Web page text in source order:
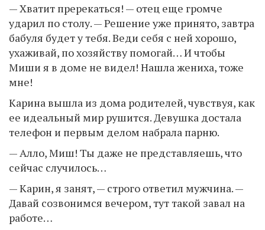
— Хватит пререкаться! — отец еще громче
ударил по столу. — Решение уже принято, завтра
бабуля будет у тебя. Веди себя с ней хорошо,
ухаживай, по хозяйству помогай… И чтобы
Миши я в доме не видел! Нашла жениха, тоже
мне!
Карина вышла из дома родителей, чувствуя, как
ее идеальный мир рушится. Девушка достала
телефон и первым делом набрала парню.
— Алло, Миш! Ты даже не представляешь, что
сейчас случилось…
— Карин, я занят, — строго ответил мужчина. —
Давай созвонимся вечером, тут такой завал на
работе…